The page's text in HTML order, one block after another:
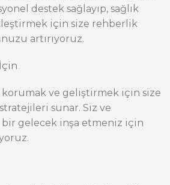
destek sağlayıp, sağlık
için size rehberlik
artırıyoruz.
korumak ve geliştirmek için size
sunar. Siz ve
bir gelecek inşa etmeniz için